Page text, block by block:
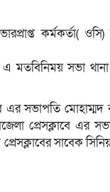
কর্মকর্তা(
এ মতবিনিময় সভা
এর সভাপতি মোহাম্মদ
প্রেসক্লাবে এর
সাবেক